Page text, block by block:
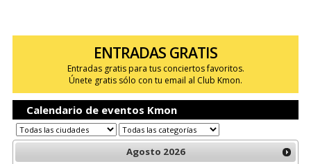
ENTRADAS GRATIS
Entradas gratis para tus conciertos favoritos.
Únete gratis sólo con tu email al Club Kmon.
Calendario de eventos Kmon
Agosto 2026